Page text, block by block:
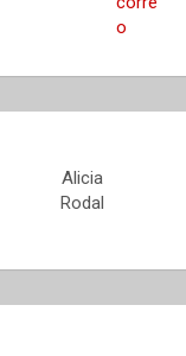
Alicia
Rodal